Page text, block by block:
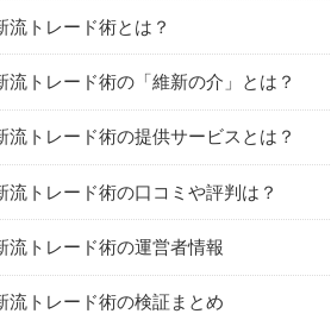
流トレード術とは？
流トレード術の「維新の介」とは？
流トレード術の提供サービスとは？
流トレード術の口コミや評判は？
流トレード術の運営者情報
流トレード術の検証まとめ